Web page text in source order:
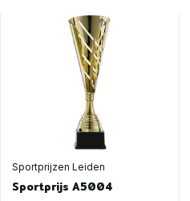
Sportprijzen Leiden
Sportprijs A5004